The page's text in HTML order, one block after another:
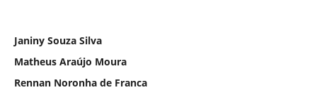
Janiny Souza Silva
Matheus Araújo Moura
Rennan Noronha de Franca